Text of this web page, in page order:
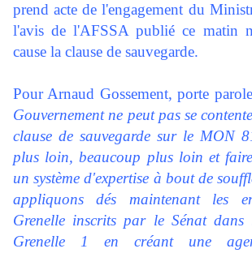
prend acte de l'engagement du
l'avis de l'AFSSA publié ce matin
cause la clause de sauvegarde.
Pour Arnaud Gossement, porte
Gouvernement ne peut pas se
clause de sauvegarde sur le MON
plus loin, beaucoup plus loin et
un système d'expertise à bout de
appliquons dés maintenant les
Grenelle inscrits par le Sénat
Grenelle 1 en créant une